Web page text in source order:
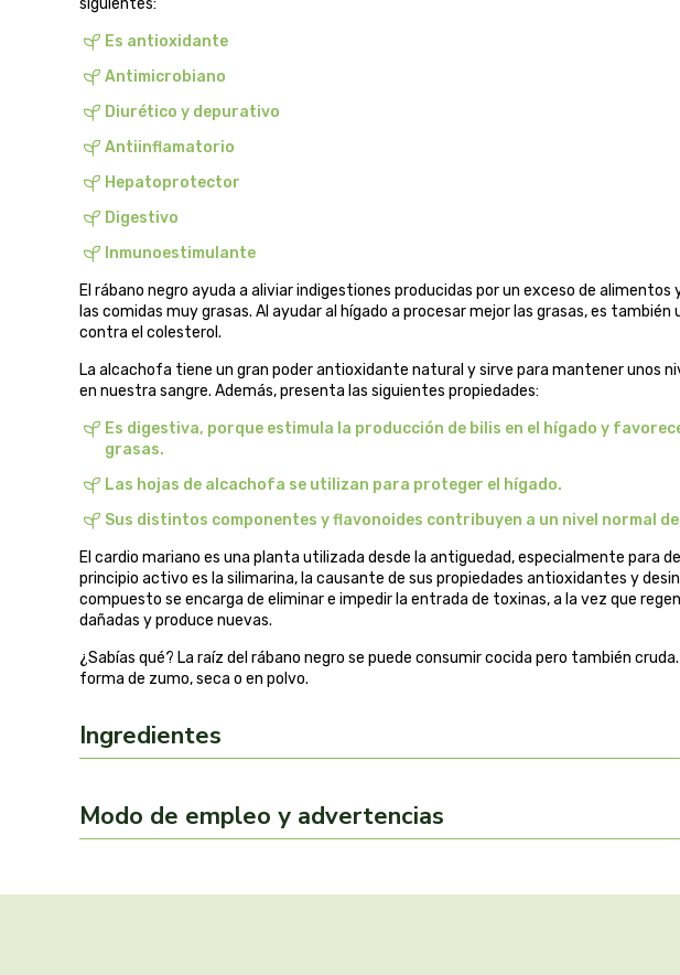
siguientes:
Es antioxidante
Antimicrobiano
Diurético y depurativo
Antiinflamatorio
Hepatoprotector
Digestivo
Inmunoestimulante
El rábano negro ayuda a aliviar indigestiones producidas por un exceso de
las comidas muy grasas. Al ayudar al hígado a procesar mejor las grasas, es también
contra el colesterol.
La alcachofa tiene un gran poder antioxidante natural y sirve para mantener unos
en nuestra sangre. Además, presenta las siguientes propiedades:
Es digestiva, porque estimula la producción de bilis en el hígado y
grasas.
Las hojas de alcachofa se utilizan para proteger el hígado.
Sus distintos componentes y flavonoides contribuyen a un nivel normal
El cardio mariano es una planta utilizada desde la antiguedad, especialmente para
principio activo es la silimarina, la causante de sus propiedades antioxidantes y
compuesto se encarga de eliminar e impedir la entrada de toxinas, a la vez que
dañadas y produce nuevas.
¿Sabías qué? La raíz del rábano negro se puede consumir cocida pero también
forma de zumo, seca o en polvo.
Ingredientes
Modo de empleo y advertencias